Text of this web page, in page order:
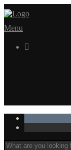
Menu
